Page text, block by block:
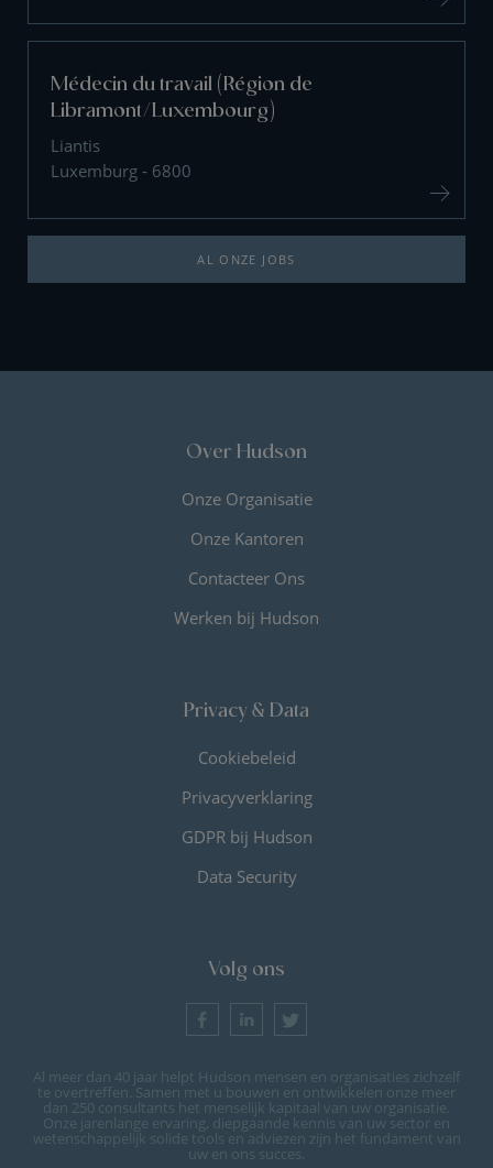
Médecin du travail (Région de
Libramont/Luxembourg)
Liantis
Luxemburg - 6800
AL ONZE JOBS
Over Hudson
Onze Organisatie
Onze Kantoren
Contacteer Ons
Werken bij Hudson
Privacy & Data
Cookiebeleid
Privacyverklaring
GDPR bij Hudson
Data Security
Volg ons
Al meer dan 40 jaar helpt Hudson mensen en organisaties zichzelf
te overtreffen. Samen met u bouwen en ontwikkelen onze meer
dan 250 consultants het menselijk kapitaal van uw organisatie.
Onze jarenlange ervaring, diepgaande kennis van uw sector en
wetenschappelijk solide tools en adviezen zijn het fundament van
uw en ons succes.